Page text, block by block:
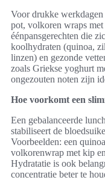
Voor drukke werkdagen
pot, volkoren wraps
éénpansgerechten die
koolhydraten (quinoa,
linzen) en gezonde
zoals Griekse yoghurt
ongezouten noten zijn
Hoe voorkomt een
Een gebalanceerde
stabiliseert de
Voorbeelden: een
volkorenwrap met kip
Hydratatie is ook
concentratie beter te